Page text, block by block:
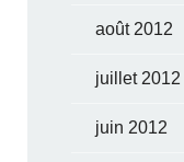
août 2012
juillet 2012
juin 2012